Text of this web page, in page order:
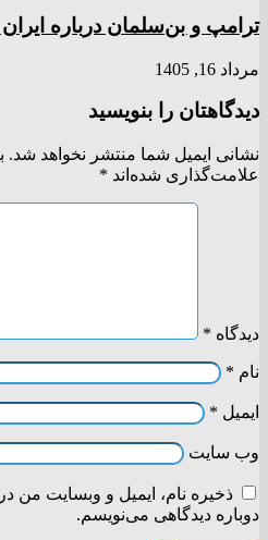
ترامپ و بن‌سلمان درباره
مرداد 16, 1405
دیدگاهتان را بنویسید
نشانی ایمیل شما منتشر نخواهد شد.
علامت‌گذاری شده‌اند *
دیدگاه *
نام *
ایمیل *
وب‌ سایت
ذخیره نام، ایمیل و وبسایت من
دوباره دیدگاهی می‌نویسم.